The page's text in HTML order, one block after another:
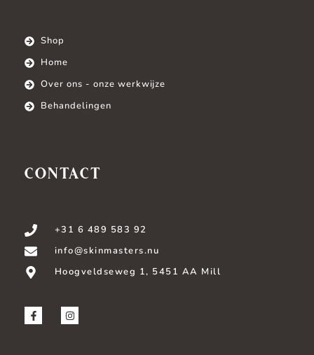
Shop
Home
Over ons - onze werkwijze
Behandelingen
CONTACT
+31 6 489 583 92
info@skinmasters.nu
Hoogveldseweg 1, 5451 AA Mill